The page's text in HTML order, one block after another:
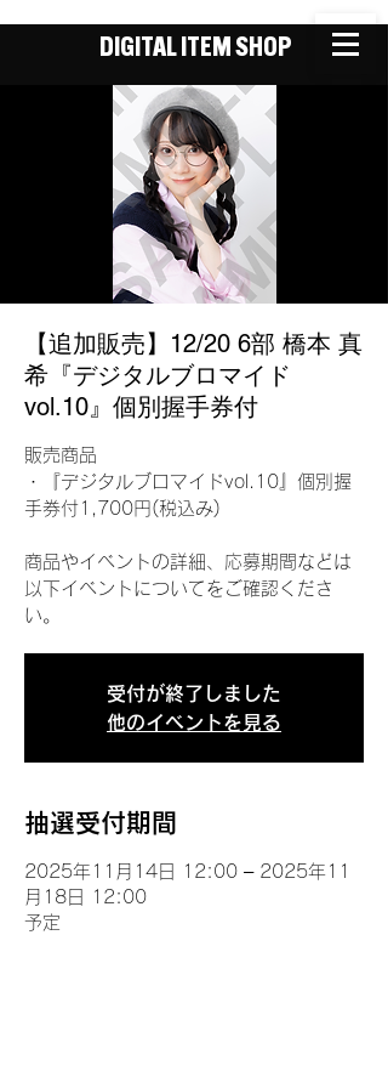
DIGITAL ITEM SHOP
【追加販売】12/20 6部 橋本 真
希『デジタルブロマイド
vol.10』個別握手券付
販売商品
・『デジタルブロマイドvol.10』個別握
手券付1,700円(税込み)
商品やイベントの詳細、応募期間などは
以下イベントについてをご確認くださ
い。
受付が終了しました
他のイベントを見る
抽選受付期間
2025年11月14日 12:00 – 2025年11
月18日 12:00
予定